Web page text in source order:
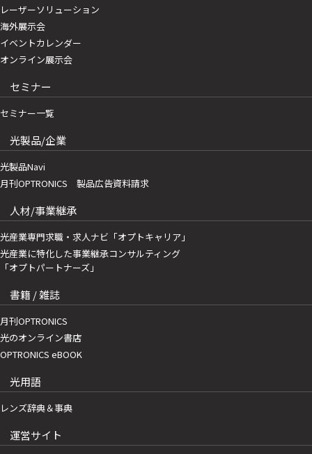
レーザーソリューション
海外展示会
イベントカレンダー
オンライン展示会
セミナー
セミナー一覧
光製品/企業
光製品Navi
月刊OPTRONICS 製品広告資料請求
人材/事業継承
光産業専門求職・求人ナビ「オプトキャリア」
光産業に特化した事業継承コンサルティング
「オプトパートナーズ」
書籍 / 雑誌
月刊OPTRONICS
光のオンライン書店
OPTRONICS eBOOK
光用語
レンズ辞典＆事典
運営サイト